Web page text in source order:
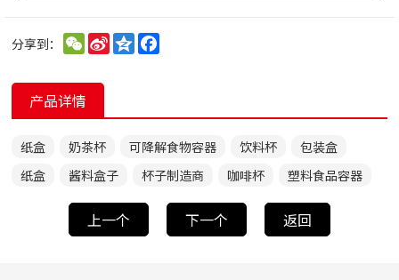
分享到： WeChat
Sina
Weibo
Qzone
产品详情
纸盒 奶茶杯 可降解食物容器 饮料杯
包装盒
纸盒
酱料盒子 杯子制造商 咖啡杯 塑料食品容器
上一个 下一个 返回